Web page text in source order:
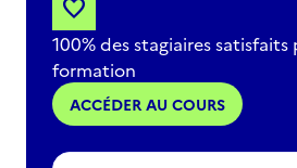
favorite
100% des stagiaires
formation
ACCÉDER AU COURS